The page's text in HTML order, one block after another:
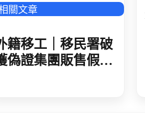
關文章
籍移工｜移民署破
偽證集團販售假居